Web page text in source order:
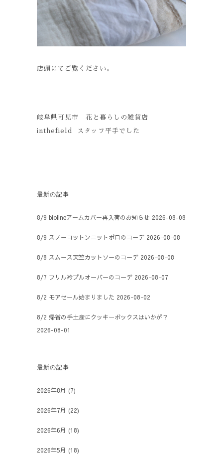
店頭にてご覧ください。
岐阜県可児市 花と暮らしの雑貨店
inthefield スタッフ平手でした
最新の記事
8/9 biollneアームカバー再入荷のお知らせ 2026-08-08
8/9 スノーコットンニットポロのコーデ 2026-08-08
8/8 スムース天竺カットソーのコーデ 2026-08-08
8/7 フリル衿プルオーバーのコーデ 2026-08-07
8/2 モアセール始まりました 2026-08-02
8/2 帰省の手土産にクッキーボックスはいかが？
2026-08-01
最新の記事
2026年8月 (7)
2026年7月 (22)
2026年6月 (18)
2026年5月 (18)